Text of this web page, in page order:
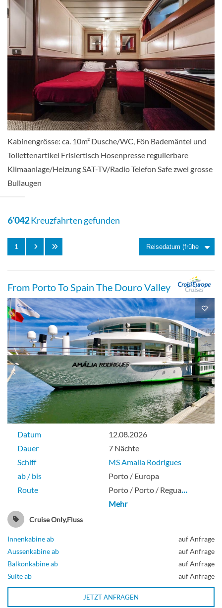
2-Bettkabine Superior David Roberts
Deck-[C]
Aussenkabine
2-Bettkabine Alexander Graham Bell
Deck-[D]
Aussenkabine
Kabinengrösse: ca. 10m² Dusche/WC, Fön Bademäntel und
Toilettenartikel Frisiertisch Hosenpresse regulierbare
Klimaanlage/Heizung SAT-TV/Radio Telefon Safe zwei grosse
Bullaugen
6'042Kreuzfahrten gefunden
1
From Porto To Spain The Douro Valley
Datum
12.08.2026
Dauer
7 Nächte
Schiff
MS Amalia Rodrigues
ab / bis
Porto / Europa
Route
Porto / Porto / Regua…
Mehr
Cruise Only,Fluss
Innenkabine ab
auf Anfrage
Aussenkabine ab
auf Anfrage
Balkonkabine ab
auf Anfrage
Suite ab
auf Anfrage
JETZT ANFRAGEN